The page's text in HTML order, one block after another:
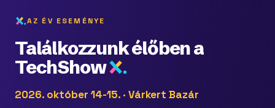
AZ ÉV ESEMÉNYE
Találkozzunk élőben a
TechShow
2026. október 14-15. · Várkert Bazár